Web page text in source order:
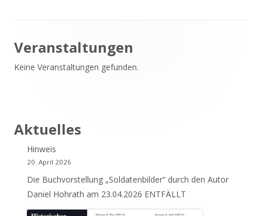
Haupt-
Seitenleiste
Veranstaltungen
Keine Veranstaltungen gefunden.
Aktuelles
Hinweis
20. April 2026
Die Buchvorstellung „Soldatenbilder“ durch den Autor
Daniel Hohrath am 23.04.2026 ENTFÄLLT